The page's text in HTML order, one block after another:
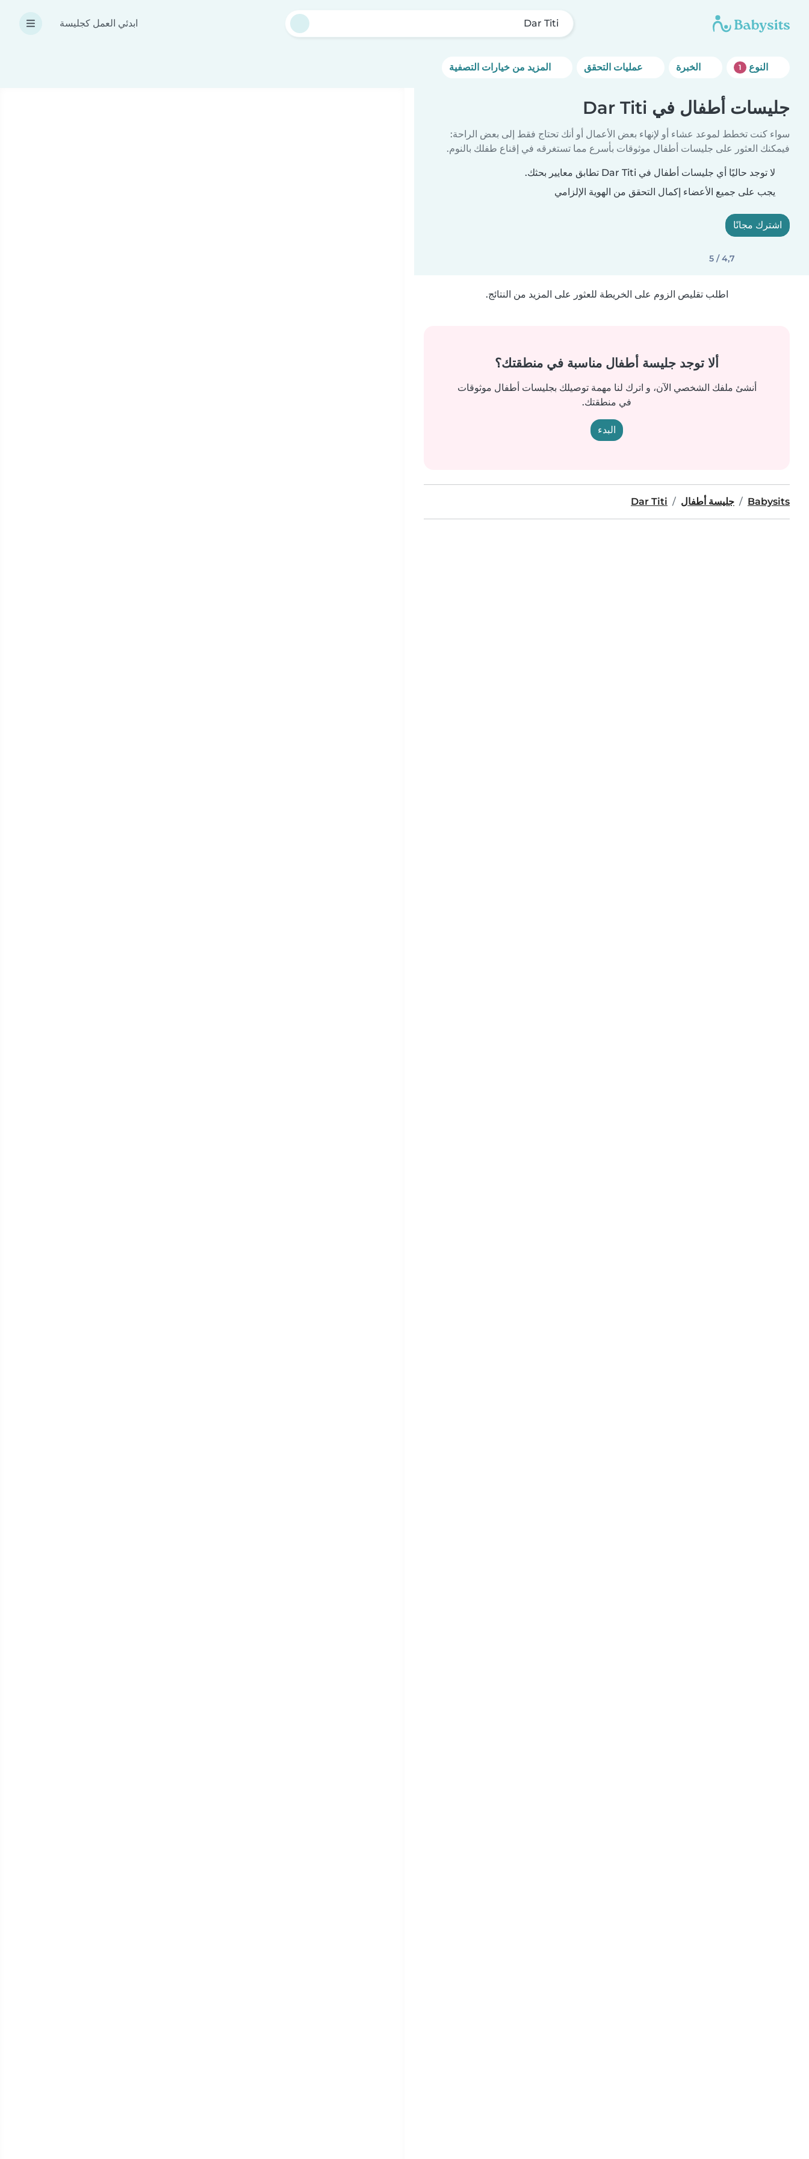
Dar Titi ابدئي العمل كجليسة
1 المزيد من خيارات التصفية
جليسات أطفال في Dar Titi
سواء كنت تخطط لموعد عشاء أو لإنهاء بعض الأعمال أو أنك تحتاج فقط إلى بعض الراحة:
فيمكنك العثور على جليسات أطفال موثوقات بأسرع مما تستغرقه في إقناع طفلك بالنوم.
لا توجد حاليًا أي جليسات أطفال في Dar Titi تطابق معايير بحثك.
يجب على جميع الأعضاء إكمال التحقق من الهوية الإلزامي
اشترك مجانًا
4,7 / 5
اطلب تقليص الزوم على الخريطة للعثور على المزيد من النتائج.
ألا توجد جليسة أطفال مناسبة في منطقتك؟
أنشئ ملفك الشخصي الآن، و اترك لنا مهمة توصيلك بجليسات أطفال موثوقات
في منطقتك.
البدء
Babysits جليسة أطفال Dar Titi